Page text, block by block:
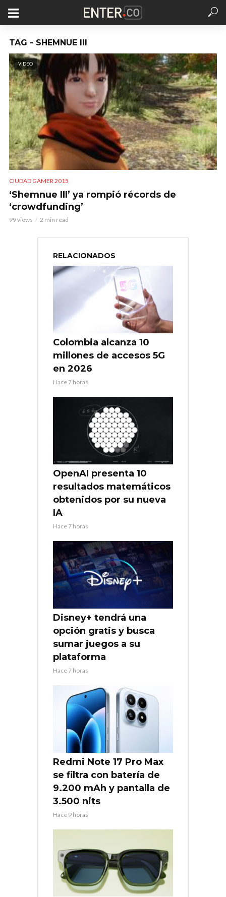
TAG - SHEMNUE III
VIDEO
CIUDAD GAMER 2015
‘Shemnue III’ ya rompió récords de
‘crowdfunding’
99 views 2 min read
RELACIONADOS
Colombia alcanza 10
millones de accesos 5G
en 2026
Hace 7 horas
OpenAI presenta 10
resultados matemáticos
obtenidos por su nueva
IA
Hace 7 horas
Disney+ tendrá una
opción gratis y busca
sumar juegos a su
plataforma
Hace 7 horas
Redmi Note 17 Pro Max
se filtra con batería de
9.200 mAh y pantalla de
3.500 nits
Hace 9 horas